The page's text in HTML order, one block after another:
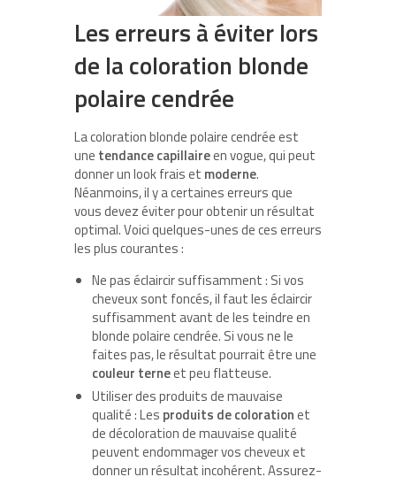
Les erreurs à éviter lors
de la coloration blonde
polaire cendrée
La coloration blonde polaire cendrée est
une tendance capillaireen vogue, qui peut
donner un look frais et moderne.
Néanmoins, il y a certaines erreurs que
vous devez éviter pour obtenir un résultat
optimal. Voici quelques-unes de ces erreurs
les plus courantes :
Ne pas éclaircir suffisamment : Si vos
cheveux sont foncés, il faut les éclaircir
suffisamment avant de les teindre en
blonde polaire cendrée. Si vous ne le
faites pas, le résultat pourrait être une
couleur terneet peu flatteuse.
Utiliser des produits de mauvaise
qualité : Les produits de colorationet
de décoloration de mauvaise qualité
peuvent endommager vos cheveux et
donner un résultat incohérent. Assurez-